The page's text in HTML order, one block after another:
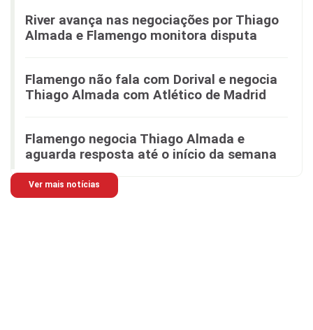
River avança nas negociações por Thiago
Almada e Flamengo monitora disputa
Flamengo não fala com Dorival e negocia
Thiago Almada com Atlético de Madrid
Flamengo negocia Thiago Almada e
aguarda resposta até o início da semana
Ver mais notícias